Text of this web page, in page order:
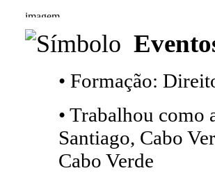
• Formação:
• Trabalhou como
Santiago, Cabo
Cabo Verde